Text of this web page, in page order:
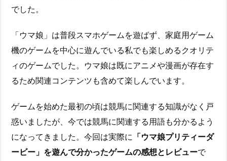
でした。
「ウマ娘」は普段スマホゲームを遊ばず、家庭用ゲーム
機のゲームを中心に遊んでいる私でも楽しめるクオリテ
ィのゲームでした。ウマ娘は既にアニメや漫画が存在す
るため関連コンテンツも含めて楽しんでいます。
ゲームを始めた最初の頃は競馬に関連する知識がなく戸
惑いましたが、今では競馬に関連する用語も分かるよう
になってきました。今回は実際に 「ウマ娘プリティーダ
ービー」を遊んで分かったゲームの感想とレビューで